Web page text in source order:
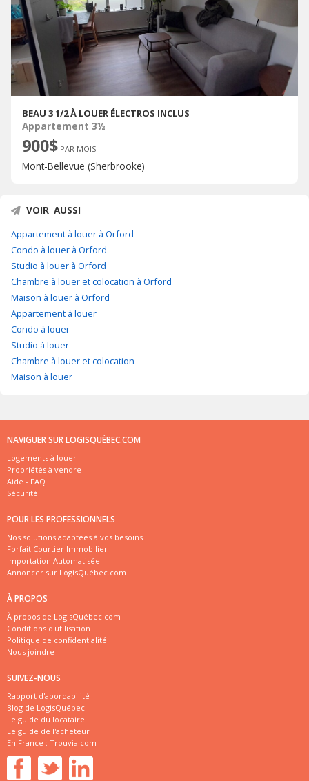
BEAU 3 1/2 À LOUER ÉLECTROS INCLUS
Appartement 3½
900$ PAR MOIS
Mont-Bellevue (Sherbrooke)
VOIR AUSSI
Appartement à louer à Orford
Condo à louer à Orford
Studio à louer à Orford
Chambre à louer et colocation à Orford
Maison à louer à Orford
Appartement à louer
Condo à louer
Studio à louer
Chambre à louer et colocation
Maison à louer
NAVIGUER SUR LOGISQUÉBEC.COM
Logements à louer
Propriétés à vendre
Aide - FAQ
Sécurité
POUR LES PROFESSIONNELS
Nos solutions adaptées à vos besoins
Forfait Courtier Immobilier
Importation Automatisée
Annoncer sur LogisQuébec.com
À PROPOS
À propos de LogisQuébec.com
Conditions d'utilisation
Politique de confidentialité
Nous joindre
SUIVEZ-NOUS
Rapport d'abordabilité
Blog de LogisQuébec
Le guide du locataire
Le guide de l'acheteur
En France : Trouvia.com